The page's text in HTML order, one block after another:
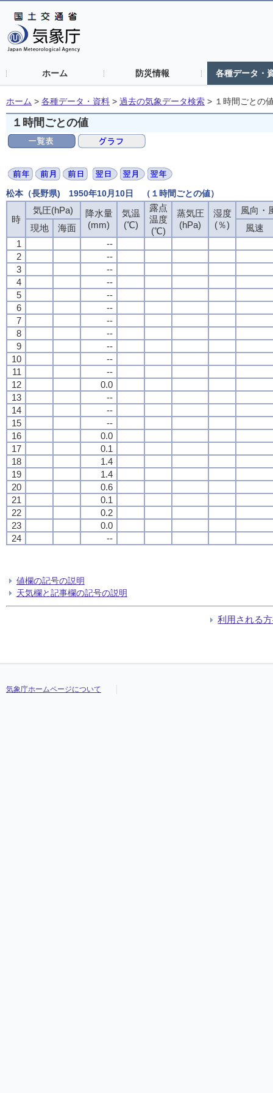
ホーム 防災情報 各種データ・
ホーム > 各種データ・資料 > 過去の気象データ検索 > １時間ごとの
１時間ごとの値
松本（長野県) 1950年10月10日 （１時間ごとの値）
時
気圧(hPa)
降水量
(mm)
気温
(℃)
露点
温度
(℃)
蒸気圧
(hPa)
湿度
(％)
風向・
現地
海面
風速
1
--
2
--
3
--
4
--
5
--
6
--
7
--
8
--
9
--
10
--
11
--
12
0.0
13
--
14
--
15
--
16
0.0
17
0.1
18
1.4
19
1.4
20
0.6
21
0.1
22
0.2
23
0.0
24
--
値欄の記号の説明
天気欄と記事欄の記号の説明
利用される
気象庁ホームページについて